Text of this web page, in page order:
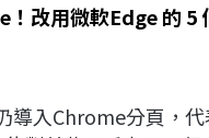
！改用微軟Edge 的 5
導入Chrome分頁，